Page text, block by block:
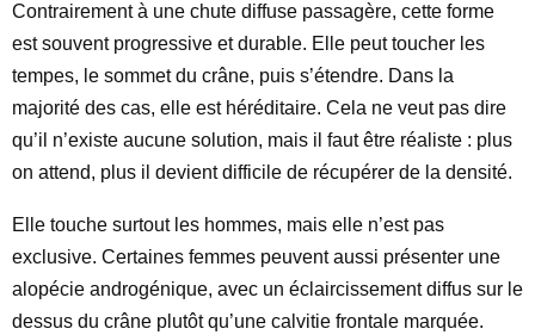
Contrairement à une chute diffuse passagère, cette forme
est souvent progressive et durable. Elle peut toucher les
tempes, le sommet du crâne, puis s’étendre. Dans la
majorité des cas, elle est héréditaire. Cela ne veut pas dire
qu’il n’existe aucune solution, mais il faut être réaliste : plus
on attend, plus il devient difficile de récupérer de la densité.
Elle touche surtout les hommes, mais elle n’est pas
exclusive. Certaines femmes peuvent aussi présenter une
alopécie androgénique, avec un éclaircissement diffus sur le
dessus du crâne plutôt qu’une calvitie frontale marquée.